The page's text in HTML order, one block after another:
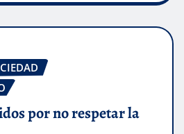
por no respetar la